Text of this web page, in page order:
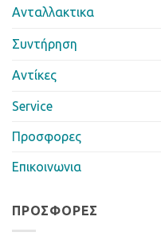
Ανταλλακτικα
Συντήρηση
Αντίκες
Service
Προσφορες
Επικοινωνια
ΠΡΟΣΦΟΡΈΣ